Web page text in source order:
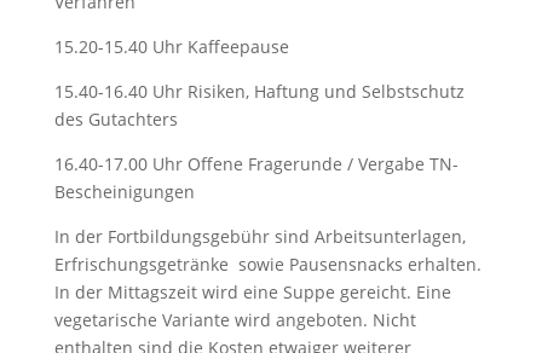
15.20-15.40 Uhr Kaffeepause
15.40-16.40 Uhr Risiken, Haftung und Selbstschutz
des Gutachters
16.40-17.00 Uhr Offene Fragerunde / Vergabe TN-
Bescheinigungen
In der Fortbildungsgebühr sind Arbeitsunterlagen,
Erfrischungsgetränke sowie Pausensnacks erhalten.
In der Mittagszeit wird eine Suppe gereicht. Eine
vegetarische Variante wird angeboten. Nicht
enthalten sind die Kosten etwaiger weiterer